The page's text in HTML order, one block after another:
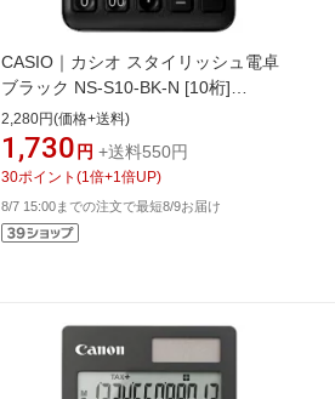
CASIO｜カシオ スタイリッシュ電卓
ブラック NS-S10-BK-N [10桁]
[NSS10BKN]
2,280円(価格+送料)
1,730 円 +送料550円
30ポイント (1 倍+1 倍UP)
8/7 15:00までの注文で最短8/9お届け